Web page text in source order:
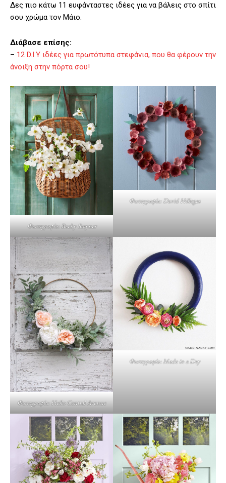
Δες πιο κάτω 11 ευφάνταστες ιδέες για να βάλεις στο σπίτι
σου χρώμα τον Μάιο.
Διάβασε επίσης:
– 12 D.I.Y ιδέες για πρωτότυπα στεφάνια, που θα φέρουν την
άνοιξη στην πόρτα σου!
Φωτογραφία: Becky Stayner
Φωτογραφία: David Hillegas
Φωτογραφία: Hello Central Avenue
Φωτογραφία: Made in a Day